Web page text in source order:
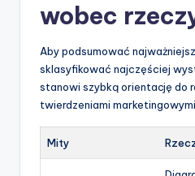
wobec
Aby podsumować
sklasyfikować najczęściej
stanowi szybką orientację do
twierdzeniami
Mity